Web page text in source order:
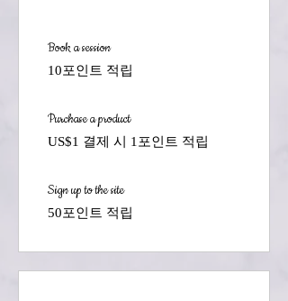
Book a session
10포인트 적립
Purchase a product
US$1 결제 시 1포인트 적립
Sign up to the site
50포인트 적립